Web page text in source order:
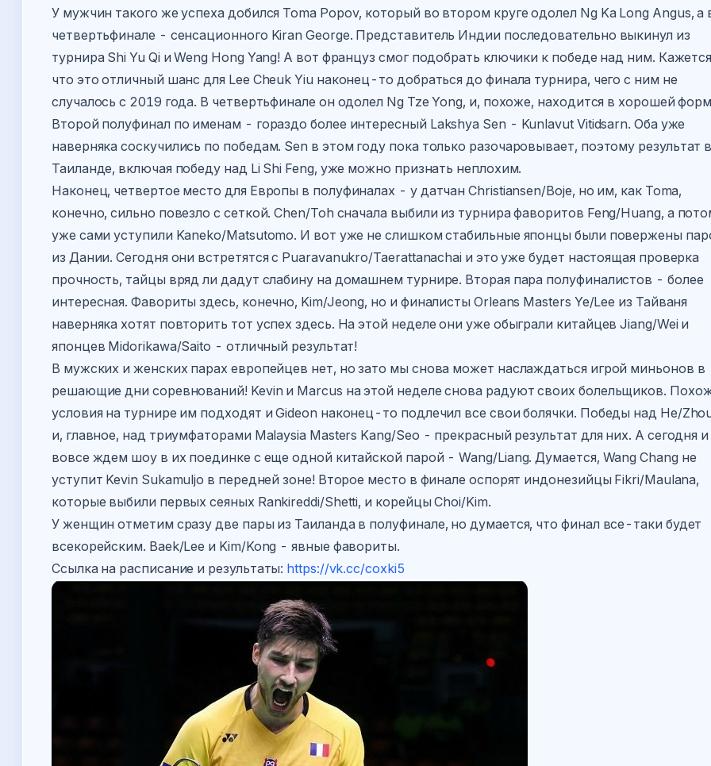
У мужчин такого же успеха добился Toma Popov, который во втором круге одолел Ng Ka Long Angus, а
четвертьфинале - сенсационного Kiran George. Представитель Индии последовательно выкинул из
турнира Shi Yu Qi и Weng Hong Yang! А вот француз смог подобрать ключики к победе над ним.
что это отличный шанс для Lee Cheuk Yiu наконец-то добраться до финала турнира, чего с ним не
случалось с 2019 года. В четвертьфинале он одолел Ng Tze Yong, и, похоже, находится в хорошей
Второй полуфинал по именам - гораздо более интересный Lakshya Sen - Kunlavut Vitidsarn. Оба уже
наверняка соскучились по победам. Sen в этом году пока только разочаровывает, поэтому результат в
Таиланде, включая победу над Li Shi Feng, уже можно признать неплохим.
Наконец, четвертое место для Европы в полуфиналах - у датчан Christiansen/Boje, но им, как Toma,
конечно, сильно повезло c сеткой. Chen/Toh сначала выбили из турнира фаворитов Feng/Huang, а
уже сами уступили Kaneko/Matsutomo. И вот уже не слишком стабильные японцы были повержены
из Дании. Сегодня они встретятся с Puaravanukro/Taerattanachai и это уже будет настоящая проверка
прочность, тайцы вряд ли дадут слабину на домашнем турнире. Вторая пара полуфиналистов - более
интересная. Фавориты здесь, конечно, Kim/Jeong, но и финалисты Orleans Masters Ye/Lee из Тайваня
наверняка хотят повторить тот успех здесь. На этой неделе они уже обыграли китайцев Jiang/Wei и
японцев Midorikawa/Saito - отличный результат!
В мужских и женских парах европейцев нет, но зато мы снова может наслаждаться игрой миньонов в
решающие дни соревнований! Kevin и Marcus на этой неделе снова радуют своих болельщиков.
условия на турнире им подходят и Gideon наконец-то подлечил все свои болячки. Победы над He/
и, главное, над триумфаторами Malaysia Masters Kang/Seo - прекрасный результат для них. А сегодня и
вовсе ждем шоу в их поединке с еще одной китайской парой - Wang/Liang. Думается, Wang Chang не
уступит Kevin Sukamuljo в передней зоне! Второе место в финале оспорят индонезийцы Fikri/Maulana,
которые выбили первых сеяных Rankireddi/Shetti, и корейцы Choi/Kim.
У женщин отметим сразу две пары из Таиланда в полуфинале, но думается, что финал все-таки будет
всекорейским. Baek/Lee и Kim/Kong - явные фавориты.
Ссылка на расписание и результаты: https://vk.cc/coxki5